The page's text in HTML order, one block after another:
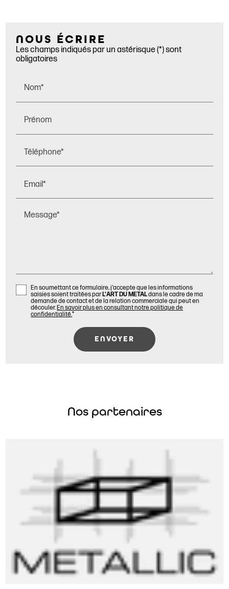
NOUS ÉCRIRE
Les champs indiqués par un astérisque (*) sont
obligatoires
Nom*
Prénom
Téléphone*
Email*
Message*
En soumettant ce formulaire, j'accepte que les informations
saisies soient traitées par L'ART DU METALdans le cadre de ma
demande de contact et de la relation commerciale qui peut en
découler. En savoir plus en consultant notre politique de
confidentialité.*
Nos partenaires